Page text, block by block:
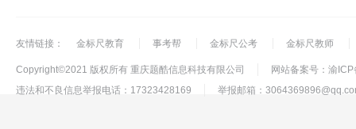
友情链接： 金标尺教育 事考帮 金标尺公考 金标尺教师
Copyright©2021 版权所有 重庆题酷信息科技有限公司
网站备案号：渝
违法和不良信息举报电话：17323428169
举报邮箱：